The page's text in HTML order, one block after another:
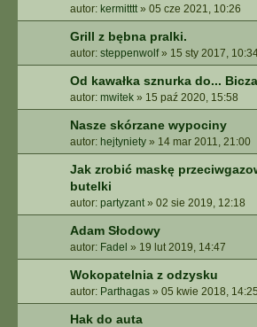
autor: kermitttt» 05 cze 2021, 10:26
Grill z bębna pralki.
autor: steppenwolf» 15 sty 2017,
Od kawałka sznurka do...
autor: mwitek » 15 paź 2020, 15:58
Nasze skórzane wypociny
autor: hejtyniety » 14 mar 2011, 21:00
Jak zrobić maskę
butelki
autor: partyzant» 02 sie 2019, 12:18
Adam Słodowy
autor: Fadel » 19 lut 2019, 14:47
Wokopatelnia z odzysku
autor: Parthagas » 05 kwie 2018, 14:25
Hak do auta